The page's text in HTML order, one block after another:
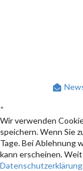
*
Wir verwenden
speichern. Wenn Sie
Tage. Bei Ablehnung
kann erscheinen.
Datenschutzerklärung